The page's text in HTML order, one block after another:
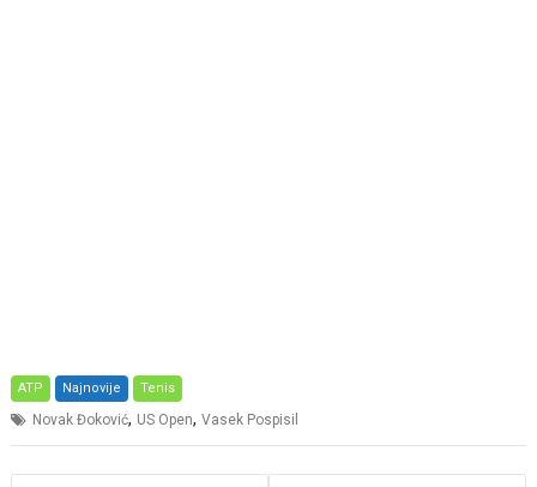
ATP Najnovije Tenis
Novak Đoković, US Open,Vasek Pospisil